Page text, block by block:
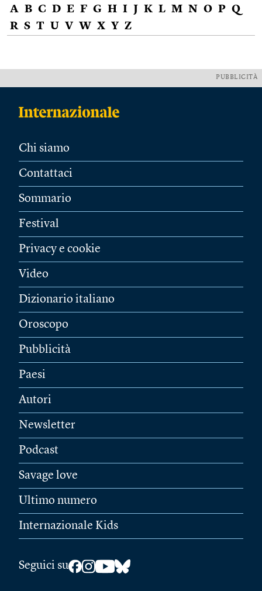
A B C D E F G H I J K L M N O P Q
R S T U V W X Y Z
PUBBLICITÀ
Chi siamo
Contattaci
Sommario
Festival
Privacy e cookie
Video
Dizionario italiano
Oroscopo
Pubblicità
Paesi
Autori
Newsletter
Podcast
Savage love
Ultimo numero
Internazionale Kids
Seguici su